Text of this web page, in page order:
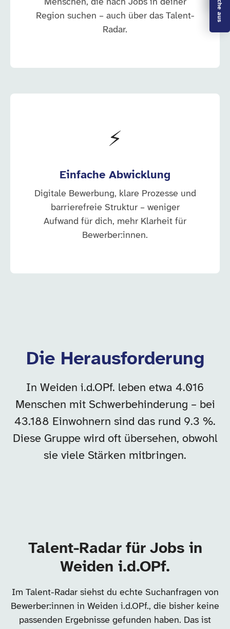
Menschen, die nach Jobs in deiner
Region suchen – auch über das Talent-
Radar.
⚡
Einfache Abwicklung
Digitale Bewerbung, klare Prozesse und
barrierefreie Struktur – weniger
Aufwand für dich, mehr Klarheit für
Bewerber:innen.
Die Herausforderung
In Weiden i.d.OPf. leben etwa 4.016
Menschen mit Schwerbehinderung – bei
43.188 Einwohnern sind das rund 9.3 %.
Diese Gruppe wird oft übersehen, obwohl
sie viele Stärken mitbringen.
Talent-Radar für Jobs in
Weiden i.d.OPf.
Im Talent-Radar siehst du echte Suchanfragen von
Bewerber:innen in Weiden i.d.OPf., die bisher keine
passenden Ergebnisse gefunden haben. Das ist